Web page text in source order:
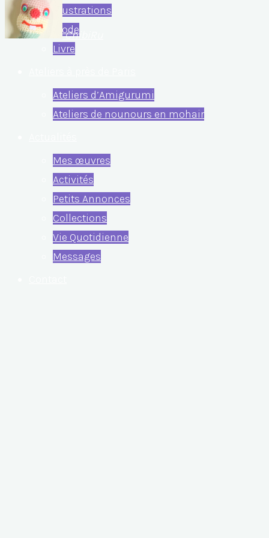
Illustrations
Mode
Livre
Ateliers d’Amigurumi
Ateliers de nounours en mohair
Mes œuvres
Activités
Petits Annonces
Collections
Vie Quotidienne
Messages
ChibiRu